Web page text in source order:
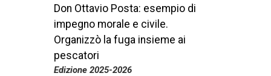
Don Ottavio Posta: esempio di
impegno morale e civile.
Organizzò la fuga insieme ai
pescatori
Edizione 2025-2026